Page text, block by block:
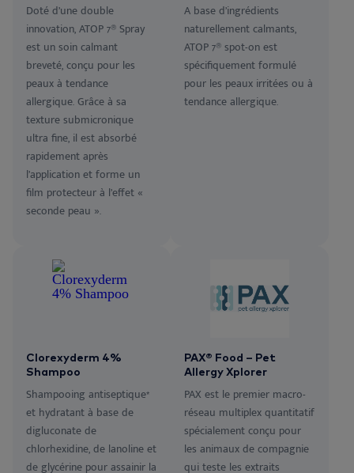
Doté d’une double
innovation, ATOP 7® Spray
est un soin calmant
breveté, conçu pour les
peaux à tendance
allergique. Grâce à sa
texture submicronique
ultra fine, il est absorbé
rapidement après
l’application et forme un
film protecteur à l’effet «
seconde peau ».
A base d’ingrédients
naturellement calmants,
ATOP 7® spot-on est
spécifiquement formulé
pour les peaux irritées ou à
tendance allergique.
Clorexyderm 4%
Shampoo
Shampooing antiseptique*
et hydratant à base de
digluconate de
chlorhexidine, de lanoline et
de glycérine pour assainir la
PAX® Food – Pet
Allergy Xplorer
PAX est le premier macro-
réseau multiplex quantitatif
spécialement conçu pour
les animaux de compagnie
qui teste les extraits